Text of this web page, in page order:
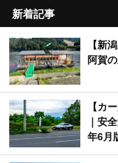
新着記事
【新
阿賀
【カ
｜安
年6月